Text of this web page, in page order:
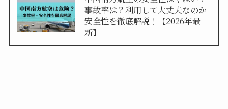
事故率は？利用して大丈夫なのか
安全性を徹底解説！【2026年最
新】